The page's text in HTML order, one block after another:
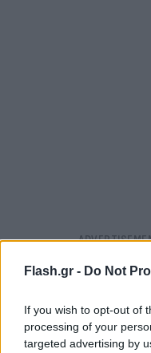
Flash.gr - Do Not
If you wish to opt-out of
processing of your
targeted advertising by